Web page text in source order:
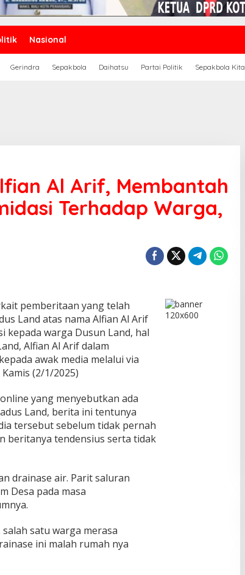
Nasional
Gerindra Sepakbola Daihatsu Partai Politik Sepakbola Kita
Al Arif, Membantah
Terhadap Warga,
pemberitaan yang telah
Land atas nama Alfian Al Arif
kepada warga Dusun Land, hal
Alfian Al Arif dalam
awak media melalui via
(2/1/2025)
yang menyebutkan ada
Land, berita ini tentunya
tersebut sebelum tidak pernah
beritanya tendensius serta tidak
drainase air. Parit saluran
Desa pada masa
satu warga merasa
ini malah rumah nya